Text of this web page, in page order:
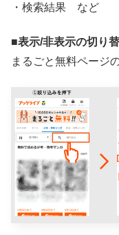
・検索結果 など
■表示/非表示の切り
まるごと無料ページ